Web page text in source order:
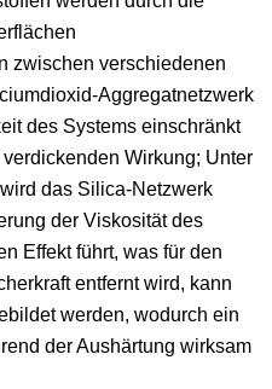
zwischen verschiedenen
Aggregatnetzwerk
des Systems einschränkt
Wirkung; Unter
das Silica-Netzwerk
der Viskosität des
Effekt führt, was für den
entfernt wird, kann
werden, wodurch ein
der Aushärtung wirksam